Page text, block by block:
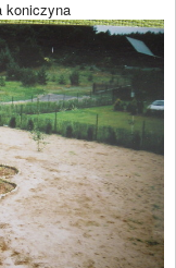
koniczyna